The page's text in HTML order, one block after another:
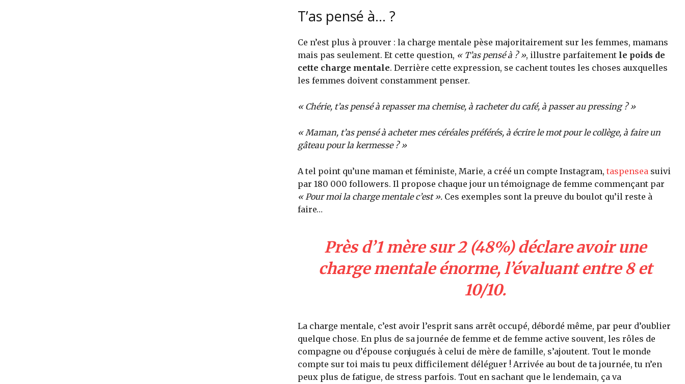
T’as pensé à… ?
Ce n’est plus à prouver : la charge mentale pèse majoritairement sur les femmes, mamans
mais pas seulement. Et cette question, « T’as pensé à ? », illustre parfaitement le poids de
cette charge mentale. Derrière cette expression, se cachent toutes les choses auxquelles
les femmes doivent constamment penser.
« Chérie, t’as pensé à repasser ma chemise, à racheter du café, à passer au pressing ? »
« Maman, t’as pensé à acheter mes céréales préférés, à écrire le mot pour le collège, à faire un
gâteau pour la kermesse ? »
A tel point qu’une maman et féministe, Marie, a créé un compte Instagram, taspensea suivi
par 180 000 followers. Il propose chaque jour un témoignage de femme commençant par
« Pour moi la charge mentale c’est ». Ces exemples sont la preuve du boulot qu’il reste à
faire…
Près d’1 mère sur 2 (48%) déclare avoir une
charge mentale énorme, l’évaluant entre 8 et
10/10.
La charge mentale, c’est avoir l’esprit sans arrêt occupé, débordé même, par peur d’oublier
quelque chose. En plus de sa journée de femme et de femme active souvent, les rôles de
compagne ou d’épouse conjugués à celui de mère de famille, s’ajoutent. Tout le monde
compte sur toi mais tu peux difficilement déléguer ! Arrivée au bout de ta journée, tu n’en
peux plus de fatigue, de stress parfois. Tout en sachant que le lendemain, ça va